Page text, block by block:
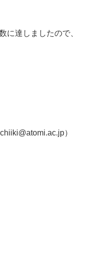
達しましたので、
）